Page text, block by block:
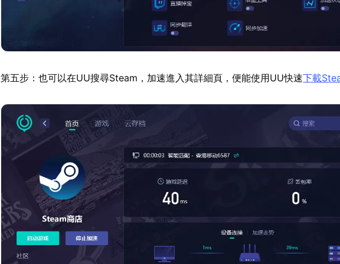
第五步：也可以在UU搜尋Steam，加速進入其詳細頁，便能使用UU快速下載